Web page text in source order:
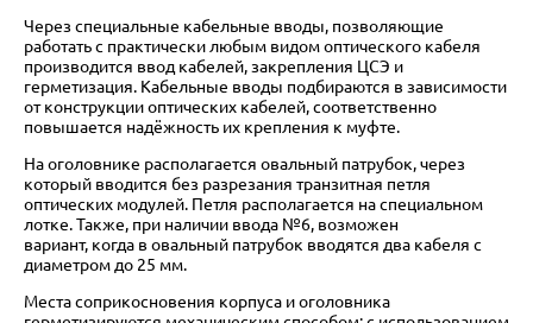
Через специальные кабельные вводы, позволяющие
работать с практически любым видом оптического кабеля
производится ввод кабелей, закрепления ЦСЭ и
герметизация. Кабельные вводы подбираются в зависимости
от конструкции оптических кабелей, соответственно
повышается надёжность их крепления к муфте.
На оголовнике располагается овальный патрубок, через
который вводится без разрезания транзитная петля
оптических модулей. Петля располагается на специальном
лотке. Также, при наличии ввода №6, возможен
вариант, когда в овальный патрубок вводятся два кабеля с
диаметром до 25 мм.
Места соприкосновения корпуса и оголовника